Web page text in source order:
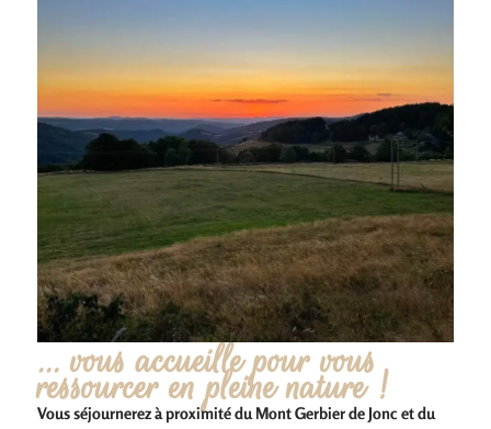
... vous accueille pour vous
ressourcer en pleine nature !
Vous séjournerez à proximité du Mont Gerbier de Jonc et du